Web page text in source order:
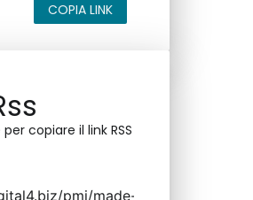
COPIA LINK
copiare il link RSS